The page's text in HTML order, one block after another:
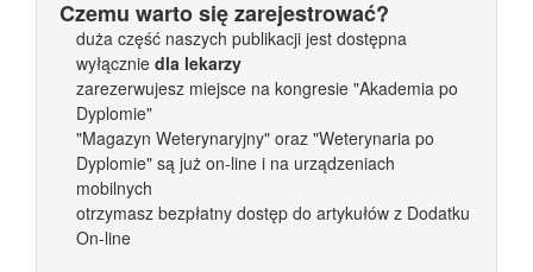
Czemu warto się zarejestrować?
duża część naszych publikacji jest dostępna
wyłącznie dla lekarzy
zarezerwujesz miejsce na kongresie "Akademia po
Dyplomie"
"Magazyn Weterynaryjny" oraz "Weterynaria po
Dyplomie" są już on-line i na urządzeniach
mobilnych
otrzymasz bezpłatny dostęp do artykułów z Dodatku
On-line